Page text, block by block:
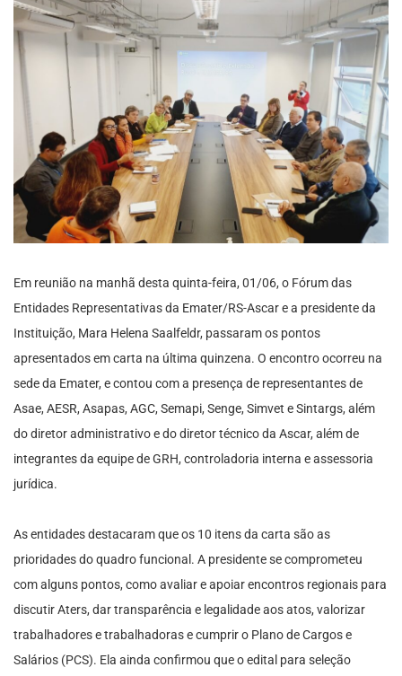
Em reunião na manhã desta quinta-feira, 01/06, o Fórum das
Entidades Representativas da Emater/RS-Ascar e a presidente da
Instituição, Mara Helena Saalfeldr, passaram os pontos
apresentados em carta na última quinzena. O encontro ocorreu na
sede da Emater, e contou com a presença de representantes de
Asae, AESR, Asapas, AGC, Semapi, Senge, Simvet e Sintargs, além
do diretor administrativo e do diretor técnico da Ascar, além de
integrantes da equipe de GRH, controladoria interna e assessoria
jurídica.
As entidades destacaram que os 10 itens da carta são as
prioridades do quadro funcional. A presidente se comprometeu
com alguns pontos, como avaliar e apoiar encontros regionais para
discutir Aters, dar transparência e legalidade aos atos, valorizar
trabalhadores e trabalhadoras e cumprir o Plano de Cargos e
Salários (PCS). Ela ainda confirmou que o edital para seleção